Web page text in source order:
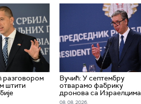
разговором
штити
Вучић: У септембру
отварамо фабрику
дронова са Израелцима
08. 08. 2026.